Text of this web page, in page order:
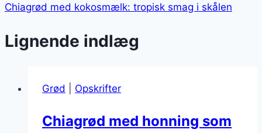
Chiagrød med kokosmælk: tropisk smag i skålen
Lignende indlæg
Grød Opskrifter
Chiagrød med honning som